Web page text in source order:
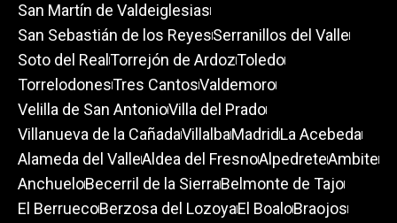
San Martín de Valdeiglesias
San Sebastián de los ReyesSerranillos del Valle
Soto del Real Torrejón de ArdozToledo
TorrelodonesTres CantosValdemoro
Velilla de San AntonioVilla del Prado
Villanueva de la CañadaVillalbaMadridLa Acebeda
Alameda del ValleAldea del FresnoAlpedreteAmbite
AnchueloBecerril de la SierraBelmonte de Tajo
El BerruecoBerzosa del LozoyaEl BoaloBraojos